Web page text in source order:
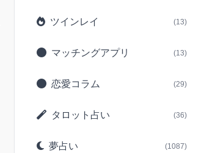
ツインレイ (13)
マッチングアプリ (13)
恋愛コラム (29)
タロット占い (36)
夢占い (1087)